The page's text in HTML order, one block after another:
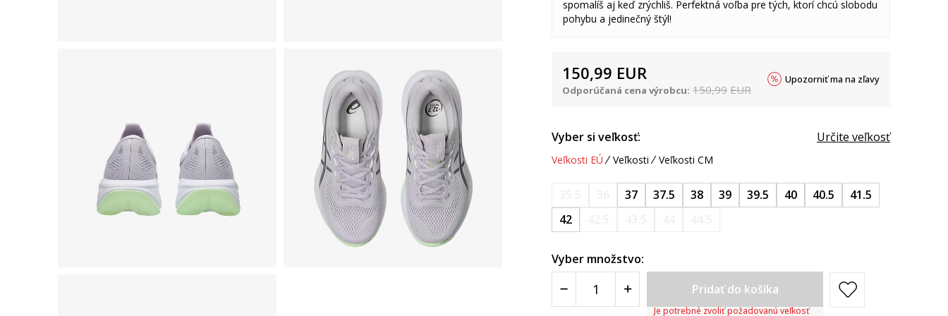
spomalíš aj keď zrýchliš. Perfektná voľba pre tých, ktorí chcú slobodu
pohybu a jedinečný štýl!
150,99 EUR
Odporúčaná cena výrobcu: 150,99 EUR
Upozorniť ma na zľavy
Vyber si veľkosť: Určite veľkosť
Veľkosti EÚ Veľkosti Veľkosti CM
37 37.5 38 39 39.5 40 40.5
41.5
42
Vyber množstvo:
Pridať do košíka
Je potrebné zvoliť požadovanú veľkosť